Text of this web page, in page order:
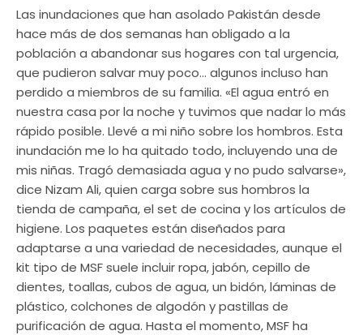
Las inundaciones que han asolado Pakistán desde
hace más de dos semanas han obligado a la
población a abandonar sus hogares con tal urgencia,
que pudieron salvar muy poco… algunos incluso han
perdido a miembros de su familia. «El agua entró en
nuestra casa por la noche y tuvimos que nadar lo más
rápido posible. Llevé a mi niño sobre los hombros. Esta
inundación me lo ha quitado todo, incluyendo una de
mis niñas. Tragó demasiada agua y no pudo salvarse»,
dice Nizam Ali, quien carga sobre sus hombros la
tienda de campaña, el set de cocina y los artículos de
higiene. Los paquetes están diseñados para
adaptarse a una variedad de necesidades, aunque el
kit tipo de MSF suele incluir ropa, jabón, cepillo de
dientes, toallas, cubos de agua, un bidón, láminas de
plástico, colchones de algodón y pastillas de
purificación de agua. Hasta el momento, MSF ha